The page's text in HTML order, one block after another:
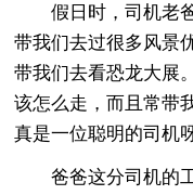
假日时，司机老爸
带我们去过很多风景
带我们去看恐龙大展
该怎么走，而且常带
真是一位聪明的司机
爸爸这分司机的工